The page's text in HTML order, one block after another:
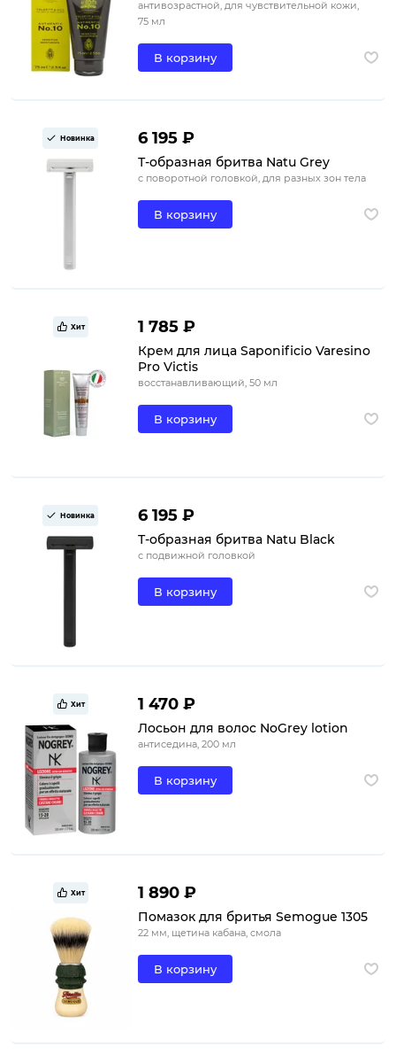
антивозрастной, для чувствительной кожи,
75 мл
В корзину
Новинка 6 195 ₽
Т-образная бритва Natu Grey
с поворотной головкой, для разных зон тела
В корзину
Хит 1 785 ₽
Крем для лица Saponificio Varesino
Pro Victis
восстанавливающий, 50 мл
В корзину
Новинка 6 195 ₽
Т-образная бритва Natu Black
с подвижной головкой
В корзину
Хит 1 470 ₽
Лосьон для волос NoGrey lotion
антиседина, 200 мл
В корзину
Хит 1 890 ₽
Помазок для бритья Semogue 1305
22 мм, щетина кабана, смола
В корзину